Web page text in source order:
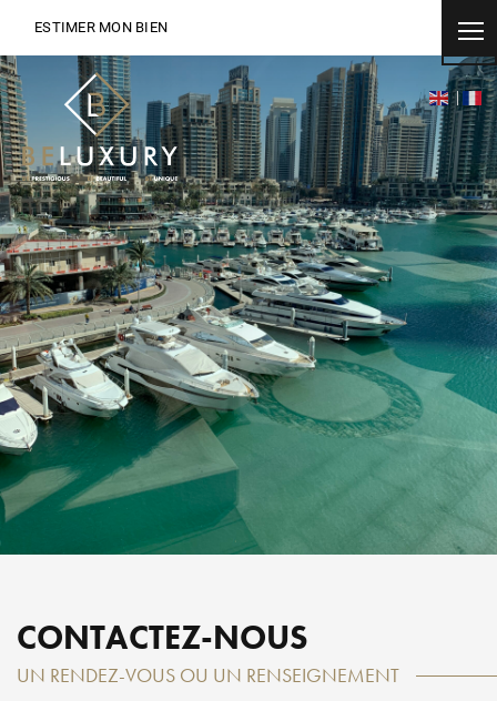
ESTIMER MON BIEN
CONTACTEZ-NOUS
UN RENDEZ-VOUS OU UN RENSEIGNEMENT